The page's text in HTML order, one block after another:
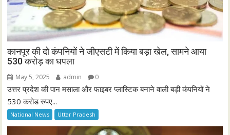
कानपूर की दो कंपनियों ने जीएसटी में किया बड़ा खेल, सामने आया
530 करोड़ का घपला
May 5, 2025 admin 0
उत्तर प्रदेश की पान मसाला और फाइबर प्लास्टिक बनाने वाली बड़ी कंपनियों ने
530 करोड रुपए...
National News Uttar Pradesh